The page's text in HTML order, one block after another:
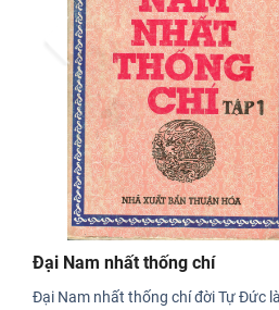
Viện Sử học tham gia Hội thảo
quốc gia "Danh nhân văn hóa Lê
Đôn - Di sản và giá trị
Hội thảo khoa học quốc gia “Danh
văn hóa Lê Quý Đôn - Di sản và
thời đại”
Rà soát công tác chuẩn bị Hội
khoa học quốc gia "Danh nhân văn
Lê Quý Đôn - Di sản và giá
Đại Nam nhất thống chí
Đại Nam nhất thống chí đời Tự Đức